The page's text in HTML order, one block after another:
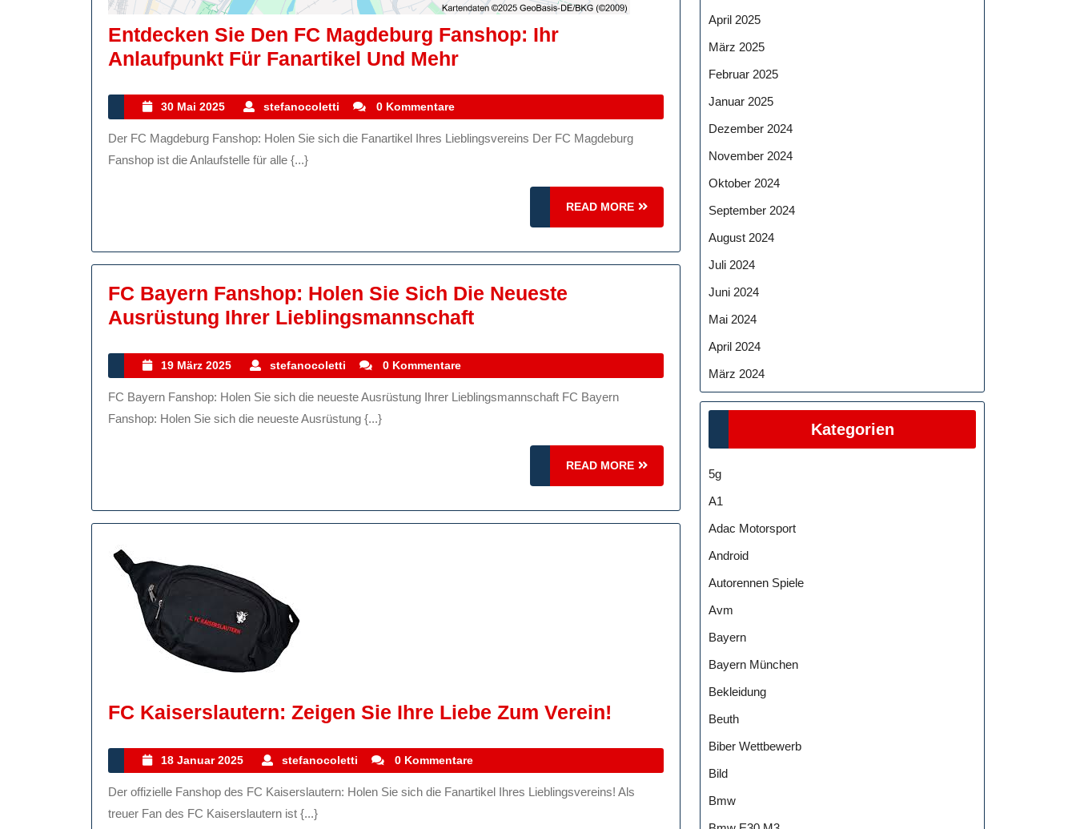
Entdecken Sie Den FC Magdeburg Fanshop: Ihr
Anlaufpunkt Für Fanartikel Und MehrEntdecken
FC
Anlaufpunkt
Für
Und
Mehr
30 Mai 2025
30
Mai
2025
stefanocoletti stefanocoletti
0 Kommentare
Der FC Magdeburg Fanshop: Holen Sie sich die Fanartikel Ihres Lieblingsvereins Der FC Magdeburg
Fanshop ist die Anlaufstelle für alle {...}
READ MORE
READ
MORE
FC Bayern Fanshop: Holen Sie Sich Die Neueste
Ausrüstung Ihrer LieblingsmannschaftFC
Holen
Neueste
Ausrüstung
19 März 2025
19
März
2025
stefanocoletti stefanocoletti
0 Kommentare
FC Bayern Fanshop: Holen Sie sich die neueste Ausrüstung Ihrer Lieblingsmannschaft FC Bayern
Fanshop: Holen Sie sich die neueste Ausrüstung {...}
READ MORE
READ
MORE
FC Kaiserslautern: Zeigen Sie Ihre Liebe Zum Verein!
Sie
18 Januar 2025
18
Januar
2025
stefanocoletti stefanocoletti
0 Kommentare
Der offizielle Fanshop des FC Kaiserslautern: Holen Sie sich die Fanartikel Ihres Lieblingsvereins! Als
treuer Fan des FC Kaiserslautern ist {...}
April 2025
März 2025
Februar 2025
Januar 2025
Dezember 2024
November 2024
Oktober 2024
September 2024
August 2024
Juli 2024
Juni 2024
Mai 2024
April 2024
März 2024
Kategorien
5g
A1
Adac Motorsport
Android
Autorennen Spiele
Avm
Bayern
Bayern München
Bekleidung
Beuth
Biber Wettbewerb
Bild
Bmw